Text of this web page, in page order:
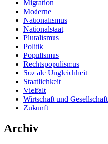
Migration
Moderne
Nationalismus
Nationalstaat
Pluralismus
Politik
Populismus
Rechtspopulismus
Soziale Ungleichheit
Staatlichkeit
Vielfalt
Wirtschaft und Gesellschaft
Zukunft
Archiv